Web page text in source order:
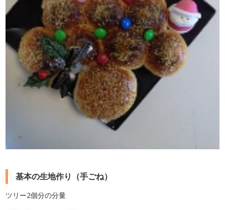
基本の生地作り（手ごね）
ツリー2個分の分量